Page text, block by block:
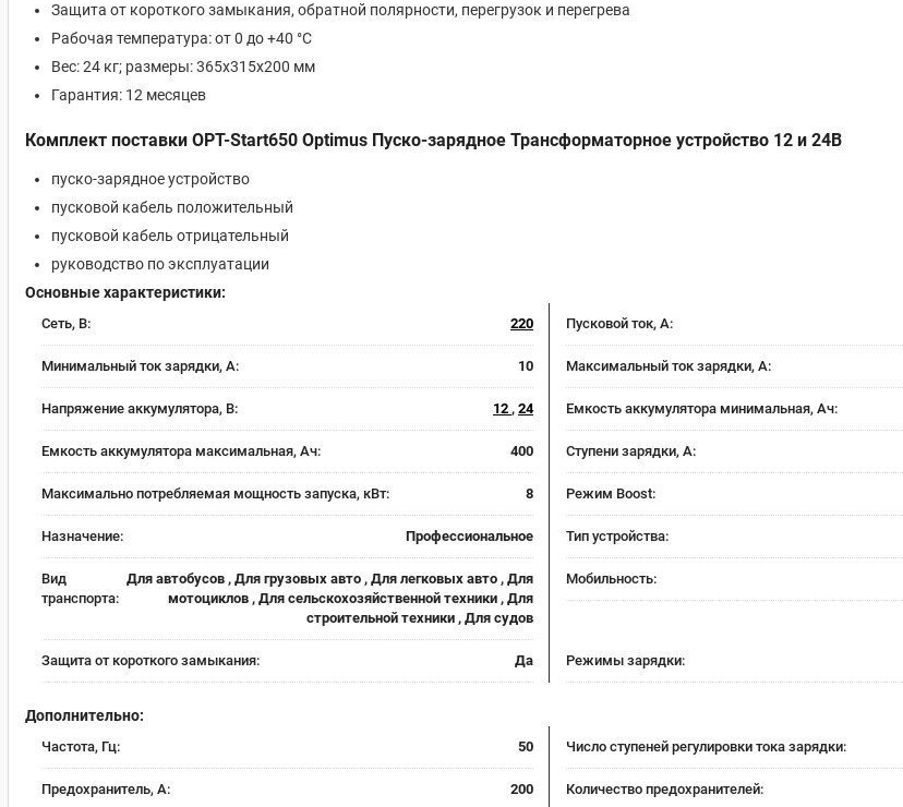
Защита от короткого замыкания, обратной полярности, перегрузок и перегрева
Рабочая температура: от 0 до +40 °С
Вес: 24 кг; размеры: 365х315х200 мм
Гарантия: 12 месяцев
Комплект поставки OPT-Start650 Optimus Пуско-зарядное Трансформаторное устройство 12 и 24В
пуско-зарядное устройство
пусковой кабель положительный
пусковой кабель отрицательный
руководство по эксплуатации
Основные характеристики:
Сеть, В: 220 Пусковой ток, A:
Минимальный ток зарядки, А: 10 Максимальный ток зарядки, А:
Напряжение аккумулятора, В: 12 , 24 Емкость аккумулятора минимальная, Ач:
Емкость аккумулятора максимальная, Ач: 400 Ступени зарядки, А:
Максимально потребляемая мощность запуска, кВт: 8 Режим Boost:
Назначение: Профессиональное Тип устройства:
Вид
транспорта:
Для автобусов , Для грузовых авто , Для легковых авто , Для
мотоциклов , Для сельскохозяйственной техники , Для
строительной техники , Для судов
Мобильность:
Защита от короткого замыкания: Да Режимы зарядки:
Дополнительно:
Частота, Гц: 50 Число ступеней регулировки тока зарядки:
Предохранитель, А: 200 Количество предохранителей: